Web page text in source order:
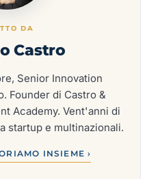
DA
Castro
Senior Innovation
Founder di Castro &
Academy. Vent'anni di
startup e multinazionali.
INSIEME ›